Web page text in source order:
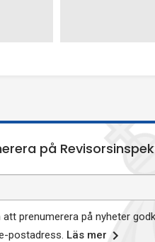
på
att prenumerera på nyheter
postadress. Läs mer